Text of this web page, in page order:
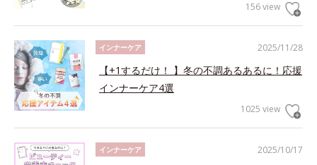
156 view
2025/11/28
インナーケア
【+1するだけ！ 】冬の不調あるあるに！応援
インナーケア4選
1025 view
2025/10/17
インナーケア